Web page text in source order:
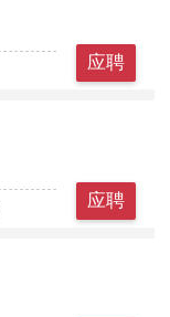
应聘
应聘